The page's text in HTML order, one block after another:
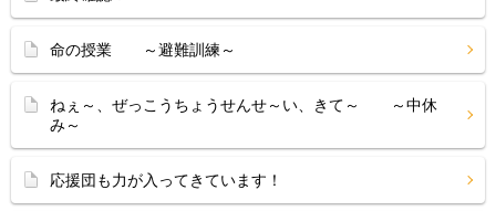
命の授業 ～避難訓練～
ねぇ～、ぜっこうちょうせんせ～い、きて～ ～中休
み～
応援団も力が入ってきています！